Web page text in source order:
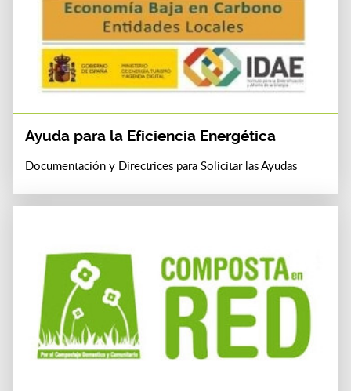
Ayuda para la Eficiencia Energética
Documentación y Directrices para Solicitar las Ayudas